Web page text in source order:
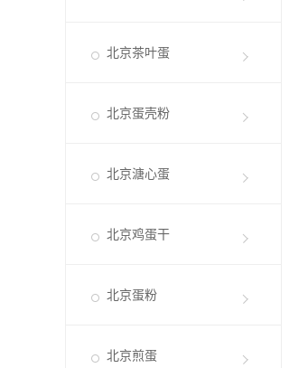
北京茶叶蛋
北京蛋壳粉
北京溏心蛋
北京鸡蛋干
北京蛋粉
北京煎蛋